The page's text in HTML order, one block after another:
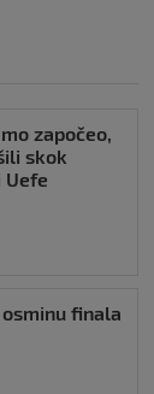
započeo,
skok
finala